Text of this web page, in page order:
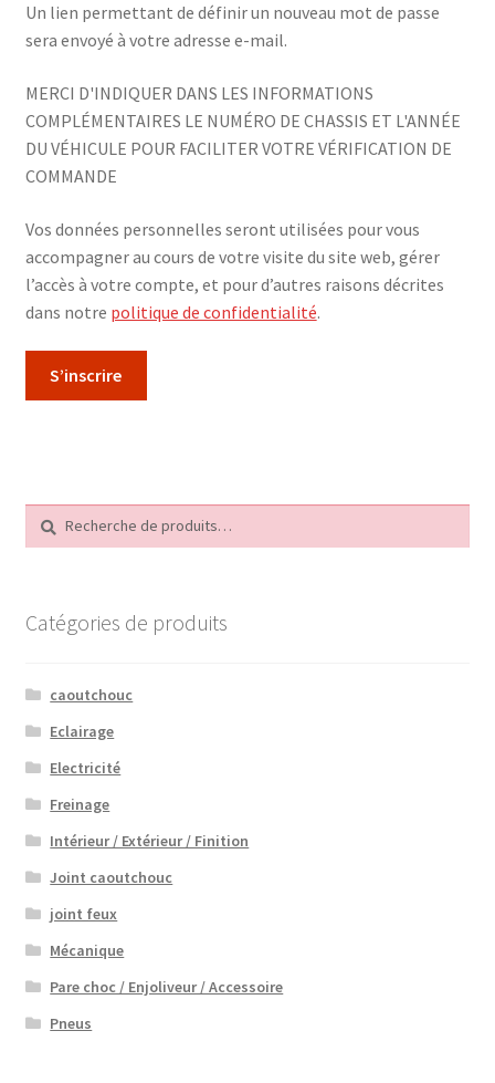
Un lien permettant de définir un nouveau mot de passe
sera envoyé à votre adresse e-mail.
MERCI D'INDIQUER DANS LES INFORMATIONS
COMPLÉMENTAIRES LE NUMÉRO DE CHASSIS ET L'ANNÉE
DU VÉHICULE POUR FACILITER VOTRE VÉRIFICATION DE
COMMANDE
Vos données personnelles seront utilisées pour vous
accompagner au cours de votre visite du site web, gérer
l’accès à votre compte, et pour d’autres raisons décrites
dans notre politique de confidentialité.
S’inscrire
Recherche
pour :
Recherche
Catégories de produits
caoutchouc
Eclairage
Electricité
Freinage
Intérieur / Extérieur / Finition
Joint caoutchouc
joint feux
Mécanique
Pare choc / Enjoliveur / Accessoire
Pneus